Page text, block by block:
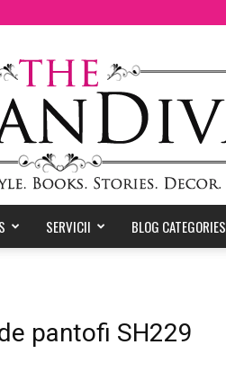
SERVICII BLOG CATEGORIES
pantofi SH229